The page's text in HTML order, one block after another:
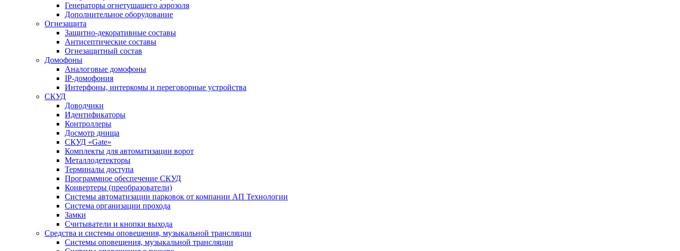
Генераторы огнетушащего аэрозоля
Дополнительное оборудование
Огнезащита
Защитно-декоративные составы
Антисептические составы
Огнезащитный состав
Домофоны
Аналоговые домофоны
IP-домофония
Интерфоны, интеркомы и переговорные устройства
СКУД
Доводчики
Идентификаторы
Контроллеры
Досмотр днища
СКУД «Gate»
Комплекты для автоматизации ворот
Металлодетекторы
Терминалы доступа
Программное обеспечение СКУД
Конвертеры (преобразователи)
Системы автоматизации парковок от компании АП Технологии
Система организации прохода
Замки
Считыватели и кнопки выхода
Средства и системы оповещения, музыкальной трансляции
Системы оповещения, музыкальной трансляции